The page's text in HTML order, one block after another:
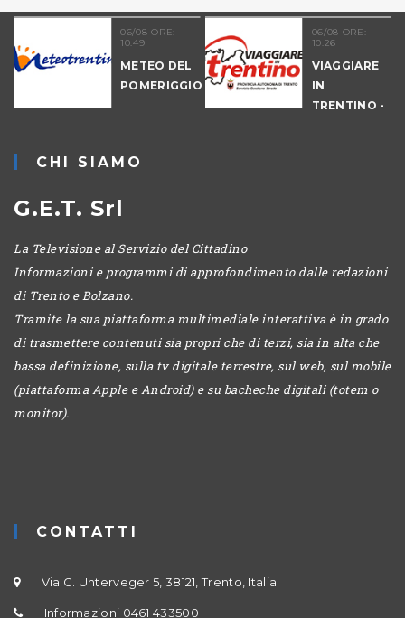
06/08 ORE:
10.49
METEO DEL
POMERIGGIO
06/08 ORE:
10.26
VIAGGIARE
IN
TRENTINO -
CHI SIAMO
G.E.T. Srl
La Televisione al Servizio del Cittadino
Informazioni e programmi di approfondimento dalle redazioni
di Trento e Bolzano.
Tramite la sua piattaforma multimediale interattiva è in grado
di trasmettere contenuti sia propri che di terzi, sia in alta che
bassa definizione, sulla tv digitale terrestre, sul web, sul mobile
(piattaforma Apple e Android) e su bacheche digitali (totem o
monitor).
CONTATTI
Via G. Unterveger 5, 38121, Trento, Italia
Informazioni 0461 433500